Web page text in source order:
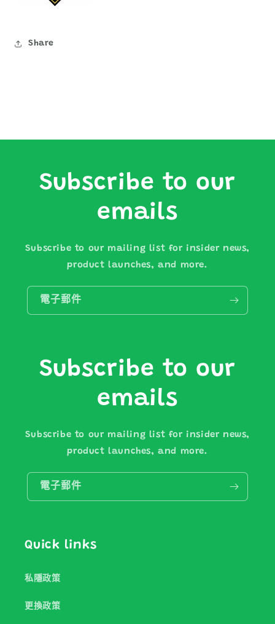
Share
Subscribe to our
emails
Subscribe to our mailing list for insider news,
product launches, and more.
電子郵件
Subscribe to our
emails
Subscribe to our mailing list for insider news,
product launches, and more.
電子郵件
Quick links
私隱政策
更換政策